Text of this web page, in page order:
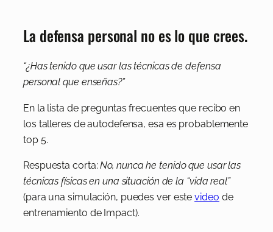
La defensa personal no es lo que crees.
“¿Has tenido que usar las técnicas de defensa
personal que enseñas?”
En la lista de preguntas frecuentes que recibo en
los talleres de autodefensa, esa es probablemente
top 5.
Respuesta corta:No, nunca he tenido que usar las
técnicas físicas en una situación de la “vida real”
(para una simulación, puedes ver estevideo de
entrenamiento de Impact).